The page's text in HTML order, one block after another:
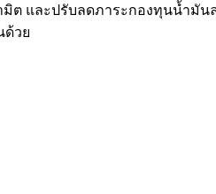
ต และปรับลดภาระกองทุนน้ำมัน
ด้วย